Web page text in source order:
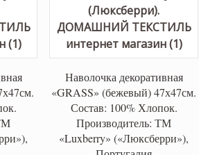
Наволочка декоративная
«GRASS» (бежевый) 47х47см.
Состав: 100% Хлопок.
Производитель: ТМ
«Luxberry» («Люксберри»),